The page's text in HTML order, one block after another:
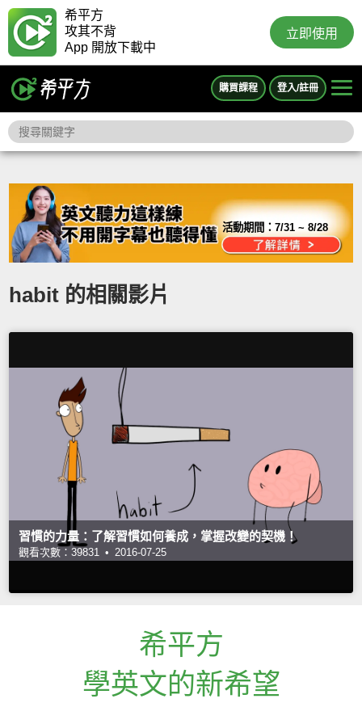
希平方
攻其不背
App 開放下載中
立即使用
購買課程 登入/註冊
活動期間：7/31 ~ 8/28
habit 的相關影片
習慣的力量：了解習慣如何養成，掌握改變的契機！
觀看次數：39831 • 2016-07-25
希平方
學英文的新希望